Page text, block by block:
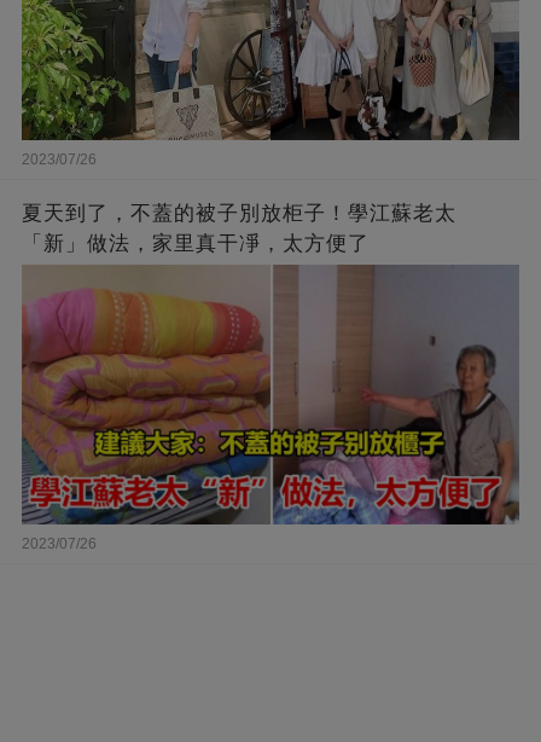
2023/07/26
夏天到了，不蓋的被子別放柜子！學江蘇老太
「新」做法，家里真干凈，太方便了
2023/07/26